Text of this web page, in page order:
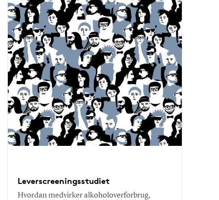
Leverscreeningsstudiet
Hvordan medvirker alkoholoverforbrug,